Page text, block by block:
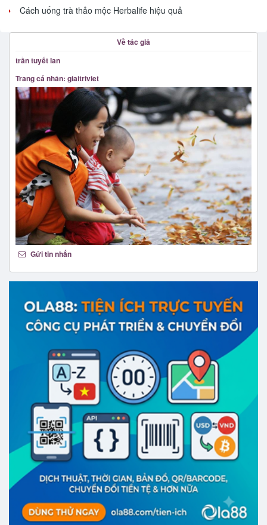
Cách uống trà thảo mộc Herbalife hiệu quả
Về tác giả
trần tuyết lan
Trang cá nhân: giaitriviet
Gửi tin nhắn